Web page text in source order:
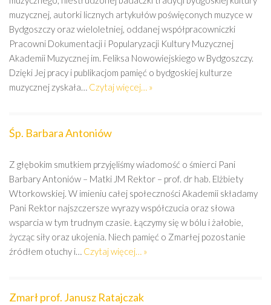
muzycznej, autorki licznych artykułów poświęconych muzyce w
Bydgoszczy oraz wieloletniej, oddanej współpracowniczki
Pracowni Dokumentacji i Popularyzacji Kultury Muzycznej
Akademii Muzycznej im. Feliksa Nowowiejskiego w Bydgoszczy.
Dzięki Jej pracy i publikacjom pamięć o bydgoskiej kulturze
muzycznej zyskała… Czytaj więcej… »
Śp. Barbara Antoniów
Z głębokim smutkiem przyjęliśmy wiadomość o śmierci Pani
Barbary Antoniów – Matki JM Rektor – prof. dr hab. Elżbiety
Wtorkowskiej. W imieniu całej społeczności Akademii składamy
Pani Rektor najszczersze wyrazy współczucia oraz słowa
wsparcia w tym trudnym czasie. Łączymy się w bólu i żałobie,
życząc siły oraz ukojenia. Niech pamięć o Zmarłej pozostanie
źródłem otuchy i… Czytaj więcej… »
Zmarł prof. Janusz Ratajczak